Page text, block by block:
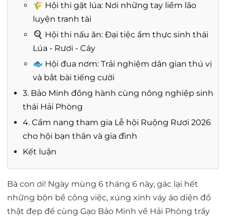
🌾 Hội thi gặt lúa: Nơi những tay liềm lão
luyện tranh tài
🍳 Hội thi nấu ăn: Đại tiệc ẩm thực sinh thái
Lúa - Rươi - Cáy
🐟 Hội đua nơm: Trải nghiệm dân gian thú vị
và bắt bài tiếng cười
3. Bảo Minh đồng hành cùng nông nghiệp sinh
thái Hải Phòng
4. Cẩm nang tham gia Lễ hội Ruộng Rươi 2026
cho hội bạn thân và gia đình
Kết luận
Bà con ơi! Ngày mùng 6 tháng 6 này, gác lại hết
những bộn bề công việc, xúng xính váy áo diện đồ
thật đẹp để cùng Gạo Bảo Minh về Hải Phòng trẩy